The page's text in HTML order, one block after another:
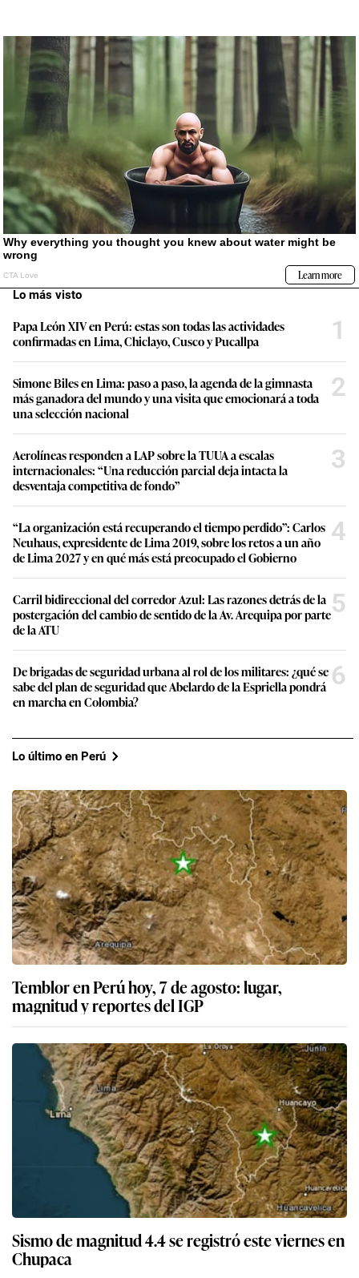
Lo más visto
Papa León XIV en Perú: estas son todas las actividades
confirmadas en Lima, Chiclayo, Cusco y Pucallpa
1
Simone Biles en Lima: paso a paso, la agenda de la gimnasta
más ganadora del mundo y una visita que emocionará a toda
una selección nacional
2
Aerolíneas responden a LAP sobre la TUUA a escalas
internacionales: “Una reducción parcial deja intacta la
desventaja competitiva de fondo”
3
“La organización está recuperando el tiempo perdido”: Carlos
Neuhaus, expresidente de Lima 2019, sobre los retos a un año
de Lima 2027 y en qué más está preocupado el Gobierno
4
Carril bidireccional del corredor Azul: Las razones detrás de la
postergación del cambio de sentido de la Av. Arequipa por parte
de la ATU
5
De brigadas de seguridad urbana al rol de los militares: ¿qué se
sabe del plan de seguridad que Abelardo de la Espriella pondrá
en marcha en Colombia?
6
Lo último en Perú
Temblor en Perú hoy, 7 de agosto: lugar,
magnitud y reportes del IGP
Sismo de magnitud 4.4 se registró este viernes en
Chupaca